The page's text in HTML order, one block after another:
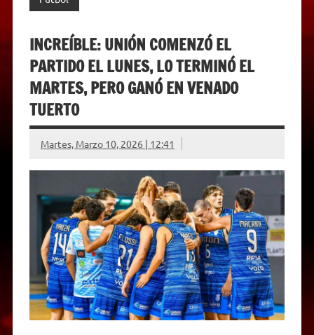
INCREÍBLE: UNIÓN COMENZÓ EL
PARTIDO EL LUNES, LO TERMINÓ EL
MARTES, PERO GANÓ EN VENADO
TUERTO
Martes, Marzo 10, 2026 | 12:41